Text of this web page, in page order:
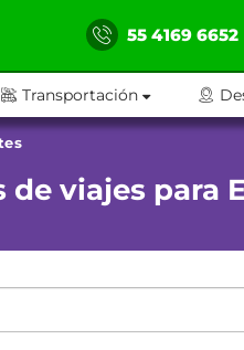
55 4169 6652
Transportación
de viajes para